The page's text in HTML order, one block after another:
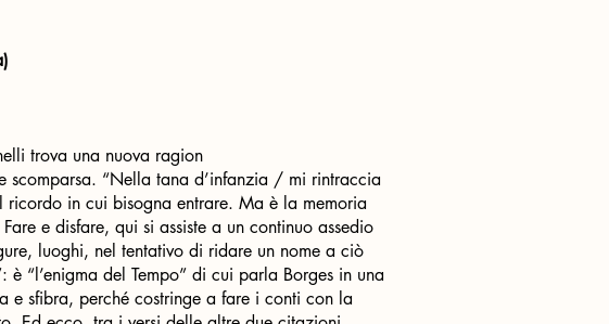
trova una nuova ragion
scomparsa. “Nella tana d’infanzia / mi rintraccia
ricordo in cui bisogna entrare. Ma è la memoria
e disfare, qui si assiste a un continuo assedio
luoghi, nel tentativo di ridare un nome a ciò
“l’enigma del Tempo” di cui parla Borges in una
e sfibra, perché costringe a fare i conti con la